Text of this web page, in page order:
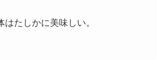
はたしかに美味しい。